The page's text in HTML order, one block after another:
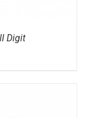
Digit